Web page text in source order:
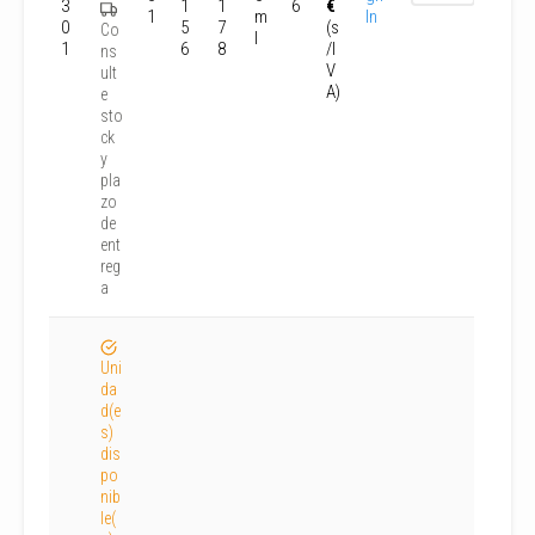
3
0
1
Co
ns
ult
e
sto
ck
y
pla
zo
de
ent
reg
a
1
1
5
6
1
7
8
m
l
6
€
(s
/I
V
A)
In
Uni
da
d(e
s)
dis
po
nib
le(